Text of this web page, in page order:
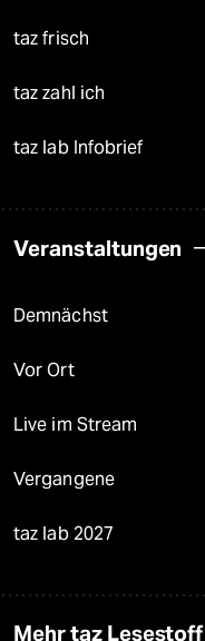
taz frisch
taz zahl ich
taz lab Infobrief
Veranstaltungen
Demnächst
Vor Ort
Live im Stream
Vergangene
taz lab 2027
Mehr taz Lesestoff